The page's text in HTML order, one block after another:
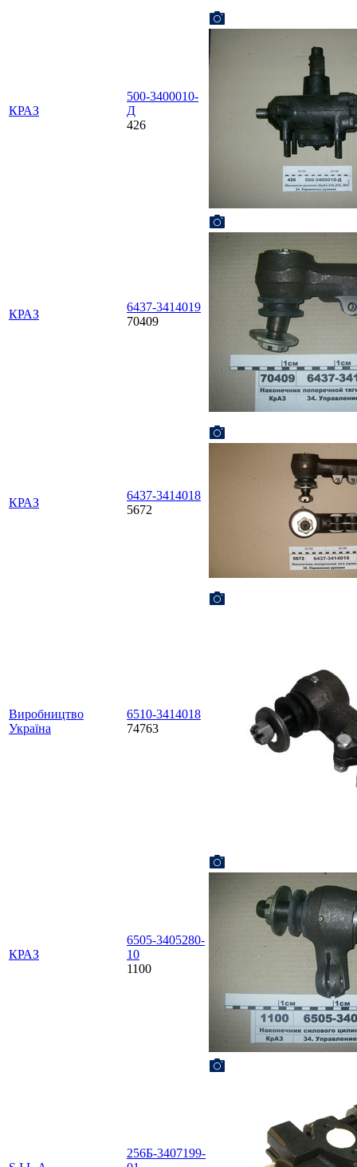
КРАЗ
500-3400010-
Д
426
КРАЗ
6437-3414019
70409
КРАЗ
6437-3414018
5672
Виробництво
Україна
6510-3414018
74763
КРАЗ
6505-3405280-
10
1100
256Б-3407199-